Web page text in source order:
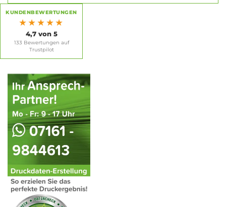
KUNDENBEWERTUNGEN
★★★★★
4,7 von 5
133 Bewertungen auf
Trustpilot